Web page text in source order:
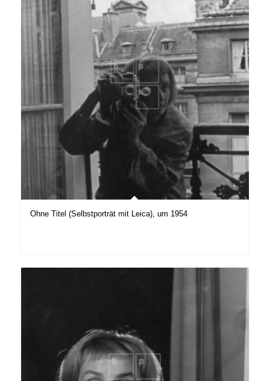
Ohne Titel (Selbstporträt mit Leica), um 1954